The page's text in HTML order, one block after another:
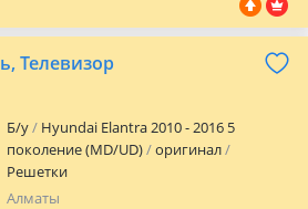
Телевизор
Б/y
Hyundai Elantra 2010 - 2016 5
поколение (MD/UD)
оригинал
Решетки
Алматы